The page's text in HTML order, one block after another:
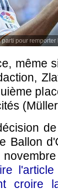
pour remporter
même
Ballon